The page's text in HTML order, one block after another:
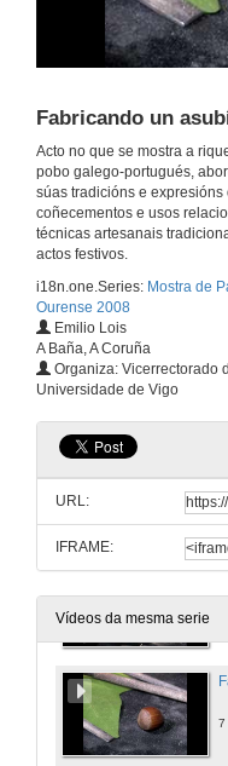
Fabricando un
Acto no que se mostra a
pobo galego-portugués,
súas tradicións e
coñecementos e usos
técnicas artesanais
actos festivos.
i18n.one.Series: Mostra de
Ourense 2008
Emilio Lois
A Baña, A Coruña
Organiza: Vicerrectorado
Universidade de Vigo
URL:
IFRAME:
Vídeos da mesma serie
7
7
7